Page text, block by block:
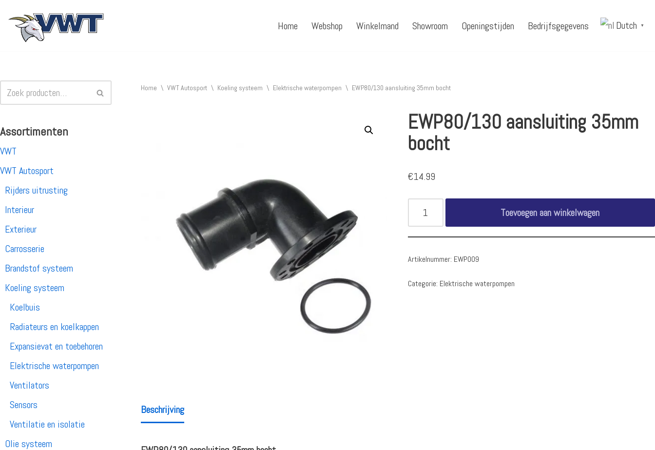
Ga
Home Webshop Winkelmand Showroom Openingstijden Bedrijfsgegevens Dutch ▼
Assortimenten
VWT
VWT Autosport
Rijders uitrusting
Interieur
Exterieur
Carrosserie
Brandstof systeem
Koeling systeem
Koelbuis
Radiateurs en koelkappen
Expansievat en toebehoren
Elektrische waterpompen
Ventilators
Sensors
Ventilatie en isolatie
Olie systeem
Home \ VWT Autosport \ Koeling systeem \ Elektrische waterpompen \ EWP80/130 aansluiting 35mm bocht
EWP80/130 aansluiting 35mm
bocht
€14.99
Toevoegen aan winkelwagen
Artikelnummer: EWP009
Categorie: Elektrische waterpompen
Beschrijving